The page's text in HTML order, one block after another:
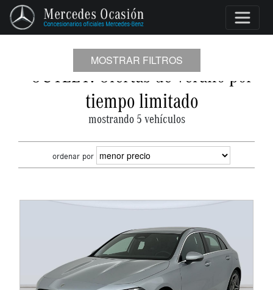
MOSTRAR FILTROS
OUTLET: Ofertas de verano por
tiempo limitado
mostrando 5 vehículos
ordenar por